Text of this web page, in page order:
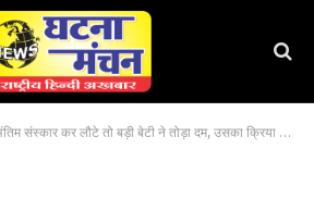
बेटी ने तोड़ा दम, उसका क्रिया कर्म कर वापस गया तो दूसरी की भी हो गई मौत, कारण का पता लगाने कब्र से निकाली जाएंगी लाशें…